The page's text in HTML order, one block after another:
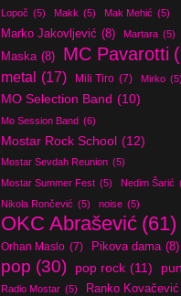
Lopoč (5) Makk (5) Mak Mehić (5)
Marko Jakovljević (8) Martara (5)
Maska (8) MC Pavarotti
metal (17) Mili Tiro (7) Mirko (5)
MO Selection Band (10)
Mo Session Band (6)
Mostar Rock School (12)
Mostar Sevdah Reunion (5)
Mostar Summer Fest (5) Nedim Šarić
Nikola Rončević (5) noise (5)
OKC Abrašević (61)
Orhan Maslo (7) Pikova dama (8)
pop (30) pop rock (11)
Radio Mostar (5) Ranko Kovačević